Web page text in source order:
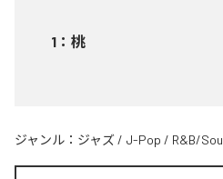
1 ： 桃
ジャンル： ジャズ / J-Pop / R&B/